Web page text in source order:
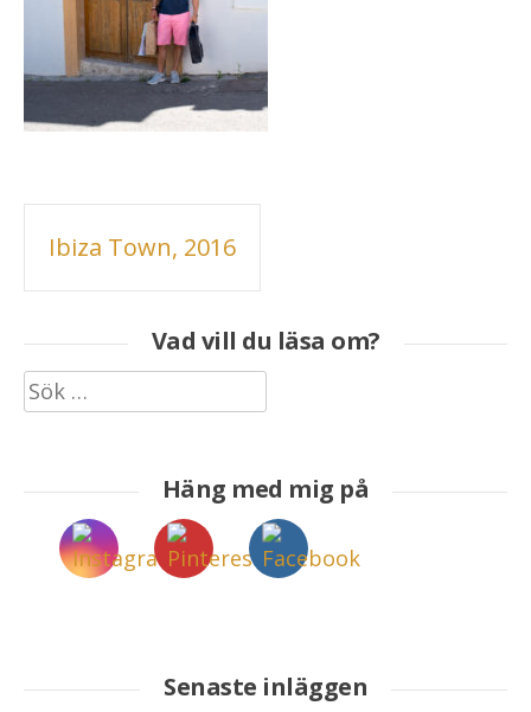
Inläggsnavigering
Ibiza Town, 2016
Vad vill du läsa om?
Sök
efter:
Häng med mig på
Senaste inläggen